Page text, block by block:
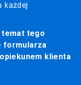
każdej
temat tego
formularza
klienta